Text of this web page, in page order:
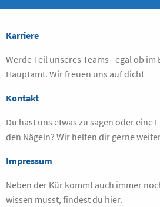
Karriere
Werde Teil unseres Teams - egal ob
Hauptamt. Wir freuen uns auf dich!
Kontakt
Du hast uns etwas zu sagen oder eine
den Nägeln? Wir helfen dir gerne
Impressum
Neben der Kür kommt auch immer
wissen musst, findest du hier.